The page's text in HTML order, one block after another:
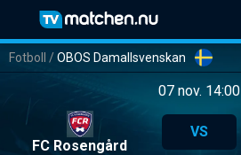
Fotboll /OBOS Damallsvenskan
07 nov. 14:00
FC Rosengård
VS